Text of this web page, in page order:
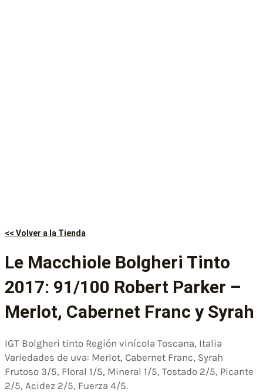
<< Volver a la Tienda
Le Macchiole Bolgheri Tinto
2017: 91/100 Robert Parker –
Merlot, Cabernet Franc y Syrah
IGT Bolgheri tinto Región vinícola Toscana, Italia
Variedades de uva: Merlot, Cabernet Franc, Syrah
Frutoso 3/5, Floral 1/5, Mineral 1/5, Tostado 2/5, Picante
2/5, Acidez 2/5, Fuerza 4/5.